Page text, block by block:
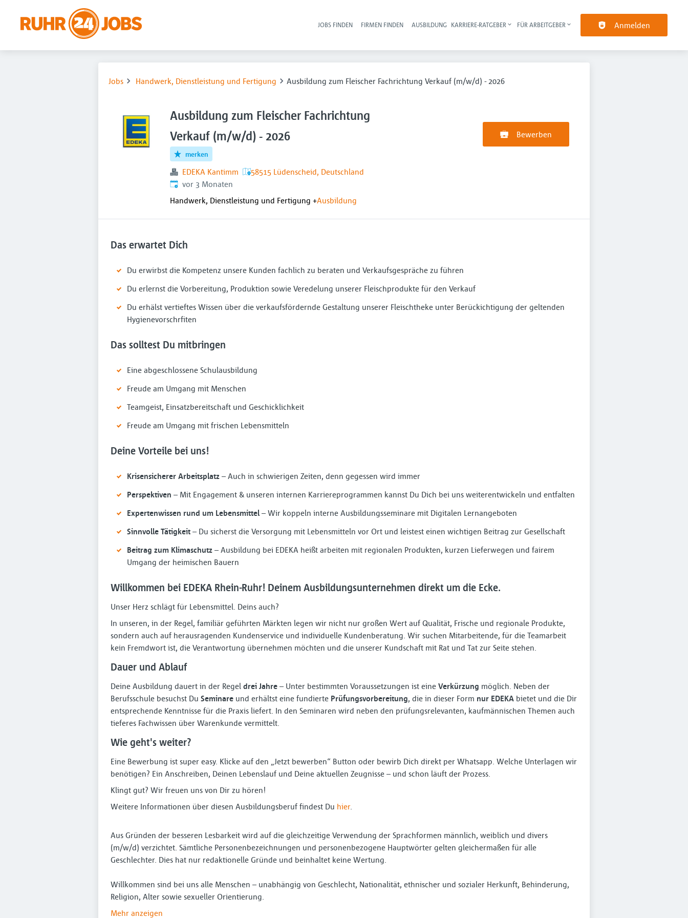
Haupt-Navigation
JOBS FINDEN FIRMEN FINDEN AUSBILDUNG KARRIERE-RATGEBER FÜR ARBEITGEBER Anmelden
Jobs Handwerk, Dienstleistung und Fertigung Ausbildung zum Fleischer Fachrichtung Verkauf (m/w/d) - 2026
Ausbildung zum Fleischer Fachrichtung
Verkauf (m/w/d) - 2026
merken
EDEKA Kantimm
58515 Lüdenscheid, Deutschland
Veröffentlicht:
vor 3 Monaten
Handwerk, Dienstleistung und Fertigung +Ausbildung
Bewerben
Das erwartet Dich
Du erwirbst die Kompetenz unsere Kunden fachlich zu beraten und Verkaufsgespräche zu führen
Du erlernst die Vorbereitung, Produktion sowie Veredelung unserer Fleischprodukte für den Verkauf
Du erhälst vertieftes Wissen über die verkaufsfördernde Gestaltung unserer Fleischtheke unter Berückichtigung der geltenden
Hygienevorschrfiten
Das solltest Du mitbringen
Eine abgeschlossene Schulausbildung
Freude am Umgang mit Menschen
Teamgeist, Einsatzbereitschaft und Geschicklichkeit
Freude am Umgang mit frischen Lebensmitteln
Deine Vorteile bei uns!
Krisensicherer Arbeitsplatz – Auch in schwierigen Zeiten, denn gegessen wird immer
Perspektiven – Mit Engagement & unseren internen Karriereprogrammen kannst Du Dich bei uns weiterentwickeln und entfalten
Expertenwissen rund um Lebensmittel – Wir koppeln interne Ausbildungsseminare mit Digitalen Lernangeboten
Sinnvolle Tätigkeit – Du sicherst die Versorgung mit Lebensmitteln vor Ort und leistest einen wichtigen Beitrag zur Gesellschaft
Beitrag zum Klimaschutz – Ausbildung bei EDEKA heißt arbeiten mit regionalen Produkten, kurzen Lieferwegen und fairem
Umgang der heimischen Bauern
Willkommen bei EDEKA Rhein-Ruhr! Deinem Ausbildungsunternehmen direkt um die Ecke.
Unser Herz schlägt für Lebensmittel. Deins auch?
In unseren, in der Regel, familiär geführten Märkten legen wir nicht nur großen Wert auf Qualität, Frische und regionale Produkte,
sondern auch auf herausragenden Kundenservice und individuelle Kundenberatung. Wir suchen Mitarbeitende, für die Teamarbeit
kein Fremdwort ist, die Verantwortung übernehmen möchten und die unserer Kundschaft mit Rat und Tat zur Seite stehen.
Dauer und Ablauf
Deine Ausbildung dauert in der Regel drei Jahre – Unter bestimmten Voraussetzungen ist eine Verkürzung möglich. Neben der
Berufsschule besuchst Du Seminare und erhältst eine fundierte Prüfungsvorbereitung, die in dieser Form nur EDEKA bietet und die Dir
entsprechende Kenntnisse für die Praxis liefert. In den Seminaren wird neben den prüfungsrelevanten, kaufmännischen Themen auch
tieferes Fachwissen über Warenkunde vermittelt.
Wie geht's weiter?
Eine Bewerbung ist super easy. Klicke auf den „Jetzt bewerben“ Button oder bewirb Dich direkt per Whatsapp. Welche Unterlagen wir
benötigen? Ein Anschreiben, Deinen Lebenslauf und Deine aktuellen Zeugnisse – und schon läuft der Prozess.
Klingt gut? Wir freuen uns von Dir zu hören!
Weitere Informationen über diesen Ausbildungsberuf findest Du hier.
Aus Gründen der besseren Lesbarkeit wird auf die gleichzeitige Verwendung der Sprachformen männlich, weiblich und divers
(m/w/d) verzichtet. Sämtliche Personenbezeichnungen und personenbezogene Hauptwörter gelten gleichermaßen für alle
Geschlechter. Dies hat nur redaktionelle Gründe und beinhaltet keine Wertung.
Willkommen sind bei uns alle Menschen – unabhängig von Geschlecht, Nationalität, ethnischer und sozialer Herkunft, Behinderung,
Religion, Alter sowie sexueller Orientierung.
Mehr anzeigen